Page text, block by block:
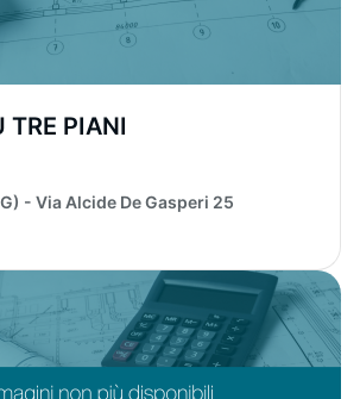
TRE PIANI
- Via Alcide De Gasperi 25